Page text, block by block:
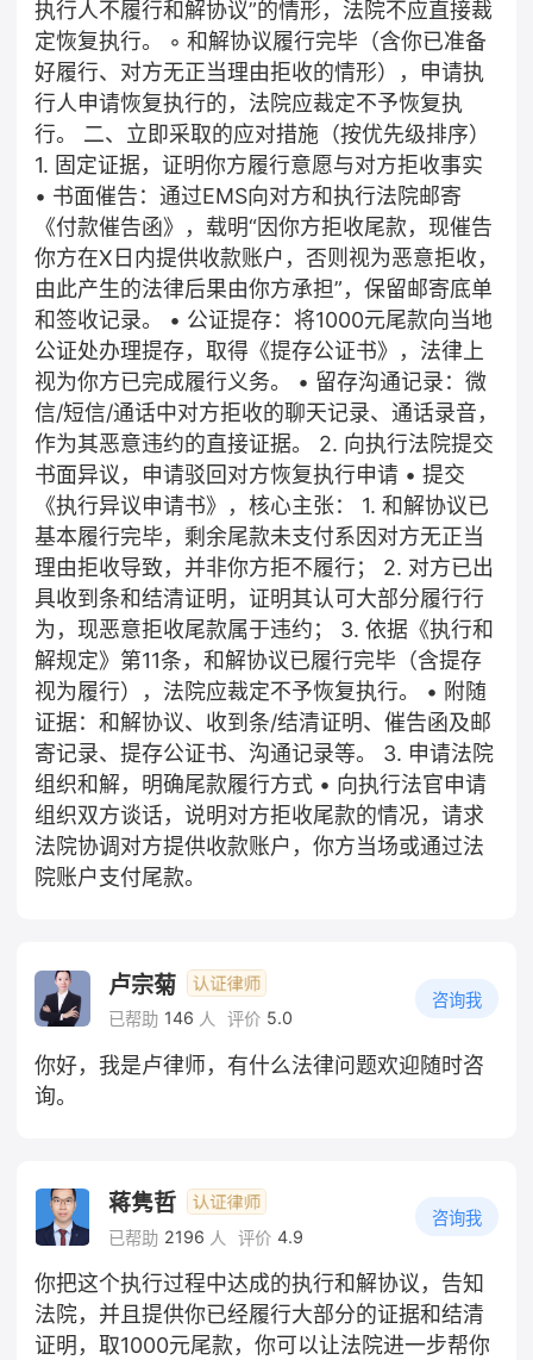
执行人不履行和解协议”的情形，法院不应直接裁
定恢复执行。 ◦ 和解协议履行完毕（含你已准备
好履行、对方无正当理由拒收的情形），申请执
行人申请恢复执行的，法院应裁定不予恢复执
行。 二、立即采取的应对措施（按优先级排序）
1. 固定证据，证明你方履行意愿与对方拒收事实
• 书面催告：通过EMS向对方和执行法院邮寄
《付款催告函》，载明“因你方拒收尾款，现催告
你方在X日内提供收款账户，否则视为恶意拒收，
由此产生的法律后果由你方承担”，保留邮寄底单
和签收记录。 • 公证提存：将1000元尾款向当地
公证处办理提存，取得《提存公证书》，法律上
视为你方已完成履行义务。 • 留存沟通记录：微
信/短信/通话中对方拒收的聊天记录、通话录音，
作为其恶意违约的直接证据。 2. 向执行法院提交
书面异议，申请驳回对方恢复执行申请 • 提交
《执行异议申请书》，核心主张： 1. 和解协议已
基本履行完毕，剩余尾款未支付系因对方无正当
理由拒收导致，并非你方拒不履行； 2. 对方已出
具收到条和结清证明，证明其认可大部分履行行
为，现恶意拒收尾款属于违约； 3. 依据《执行和
解规定》第11条，和解协议已履行完毕（含提存
视为履行），法院应裁定不予恢复执行。 • 附随
证据：和解协议、收到条/结清证明、催告函及邮
寄记录、提存公证书、沟通记录等。 3. 申请法院
组织和解，明确尾款履行方式 • 向执行法官申请
组织双方谈话，说明对方拒收尾款的情况，请求
法院协调对方提供收款账户，你方当场或通过法
院账户支付尾款。
卢宗菊
已帮助 146 人 评价 5.0
咨询我
你好，我是卢律师，有什么法律问题欢迎随时咨
询。
蒋隽哲
已帮助 2196 人 评价 4.9
咨询我
你把这个执行过程中达成的执行和解协议，告知
法院，并且提供你已经履行大部分的证据和结清
证明，取1000元尾款，你可以让法院进一步帮你